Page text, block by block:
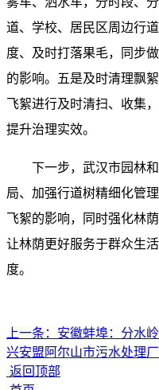
道、学校、居民区周边行
度、及时打落果毛，同步
的影响。五是及时清理飘
飞絮进行及时清扫、收集
提升治理实效。
下一步，武汉市园林
局、加强行道树精细化管
飞絮的影响，同时强化林
让林荫更好服务于群众生
度。
上一条： 安徽蚌埠：分水
兴安盟阿尔山市污水处理
返回顶部